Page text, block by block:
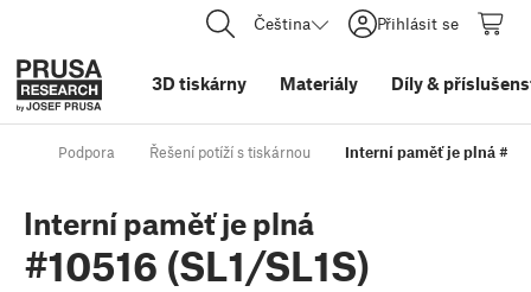
Čeština Přihlásit se
3D tiskárny Materiály Díly&
Podpora Řešení potíží s tiskárnou Interní paměť je plná
Interní paměť je plná
#10516 (SL1/SL1S)